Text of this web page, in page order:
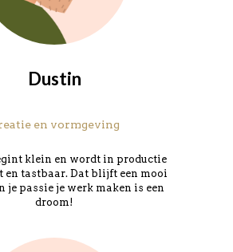
Dustin
en vormgeving
klein en wordt in productie
en tastbaar. Dat blijft een mooi
je passie je werk maken is een
droom!